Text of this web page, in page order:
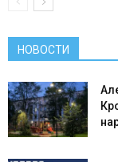
НОВОСТИ